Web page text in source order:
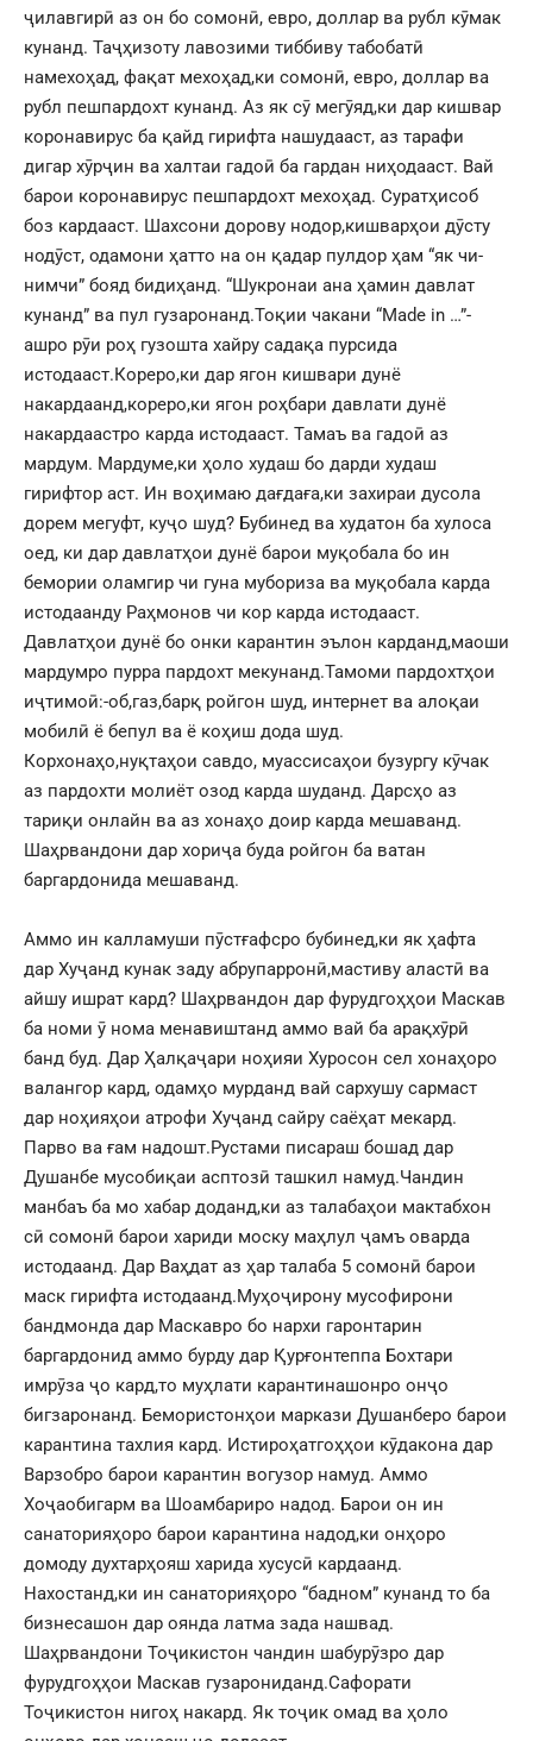
ҷилавгирӣ аз он бо сомонӣ, евро, доллар ва рубл кӯмак
кунанд. Таҷҳизоту лавозими тиббиву табобатӣ
намехоҳад, фақат мехоҳад,ки сомонӣ, евро, доллар ва
рубл пешпардохт кунанд. Аз як сӯ мегӯяд,ки дар кишвар
коронавирус ба қайд гирифта нашудааст, аз тарафи
дигар хӯрҷин ва халтаи гадоӣ ба гардан ниҳодааст. Вай
барои коронавирус пешпардохт мехоҳад. Суратҳисоб
боз кардааст. Шахсони дорову нодор,кишварҳои дӯсту
нодӯст, одамони ҳатто на он қадар пулдор ҳам “як чи-
нимчи” бояд бидиҳанд. “Шукронаи ана ҳамин давлат
кунанд” ва пул гузаронанд.Тоқии чакани “Made in …”-
ашро рӯи роҳ гузошта хайру садақа пурсида
истодааст.Кореро,ки дар ягон кишвари дунё
накардаанд,кореро,ки ягон роҳбари давлати дунё
накардаастро карда истодааст. Тамаъ ва гадоӣ аз
мардум. Мардуме,ки ҳоло худаш бо дарди худаш
гирифтор аст. Ин воҳимаю дағдаға,ки захираи дусола
дорем мегуфт, куҷо шуд? Бубинед ва худатон ба хулоса
оед, ки дар давлатҳои дунё барои муқобала бо ин
бемории оламгир чи гуна мубориза ва муқобала карда
истодаанду Раҳмонов чи кор карда истодааст.
Давлатҳои дунё бо онки карантин эълон карданд,маоши
мардумро пурра пардохт мекунанд.Тамоми пардохтҳои
иҷтимоӣ:-об,газ,барқ ройгон шуд, интернет ва алоқаи
мобилӣ ё бепул ва ё коҳиш дода шуд.
Корхонаҳо,нуқтаҳои савдо, муассисаҳои бузургу кӯчак
аз пардохти молиёт озод карда шуданд. Дарсҳо аз
тариқи онлайн ва аз хонаҳо доир карда мешаванд.
Шаҳрвандони дар хориҷа буда ройгон ба ватан
баргардонида мешаванд.
Аммо ин калламуши пӯстғафсро бубинед,ки як ҳафта
дар Хуҷанд кунак заду абрупарронӣ,мастиву аластӣ ва
айшу ишрат кард? Шаҳрвандон дар фурудгоҳҳои Маскав
ба номи ӯ нома менавиштанд аммо вай ба арақхӯрӣ
банд буд. Дар Ҳалқаҷари ноҳияи Хуросон сел хонаҳоро
валангор кард, одамҳо мурданд вай сархушу сармаст
дар ноҳияҳои атрофи Хуҷанд сайру саёҳат мекард.
Парво ва ғам надошт.Рустами писараш бошад дар
Душанбе мусобиқаи асптозӣ ташкил намуд.Чандин
манбаъ ба мо хабар доданд,ки аз талабаҳои мактабхон
сӣ сомонӣ барои хариди моску маҳлул ҷамъ оварда
истодаанд. Дар Ваҳдат аз ҳар талаба 5 сомонӣ барои
маск гирифта истодаанд.Муҳоҷирону мусофирони
бандмонда дар Маскавро бо нархи гаронтарин
баргардонид аммо бурду дар Қурғонтеппа Бохтари
имрӯза ҷо кард,то муҳлати карантинашонро онҷо
бигзаронанд. Бемористонҳои маркази Душанберо барои
карантина тахлия кард. Истироҳатгоҳҳои кӯдакона дар
Варзобро барои карантин вогузор намуд. Аммо
Хоҷаобигарм ва Шоамбариро надод. Барои он ин
санаторияҳоро барои карантина надод,ки онҳоро
домоду духтарҳояш харида хусусӣ кардаанд.
Нахостанд,ки ин санаторияҳоро “бадном” кунанд то ба
бизнесашон дар оянда латма зада нашвад.
Шаҳрвандони Тоҷикистон чандин шабурӯзро дар
фурудгоҳҳои Маскав гузарониданд.Сафорати
Тоҷикистон нигоҳ накард. Як тоҷик омад ва ҳоло